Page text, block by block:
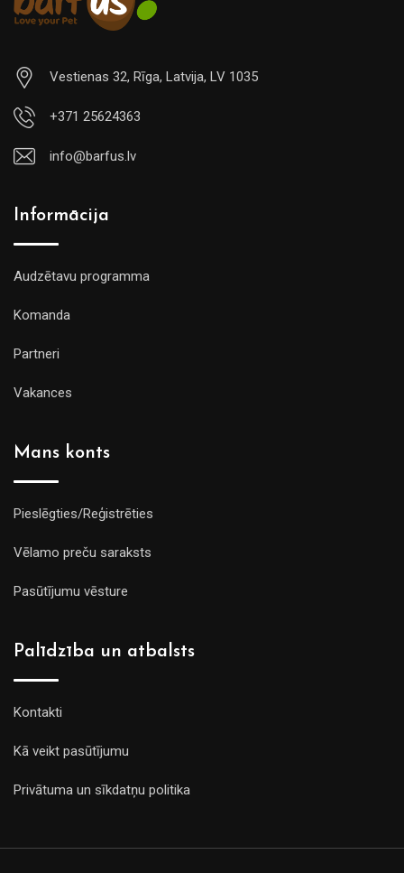
Vestienas 32, Rīga, Latvija, LV 1035
+371 25624363
info@barfus.lv
Informācija
Audzētavu programma
Komanda
Partneri
Vakances
Mans konts
Pieslēgties/Reģistrēties
Vēlamo preču saraksts
Pasūtījumu vēsture
Palīdzība un atbalsts
Kontakti
Kā veikt pasūtījumu
Privātuma un sīkdatņu politika